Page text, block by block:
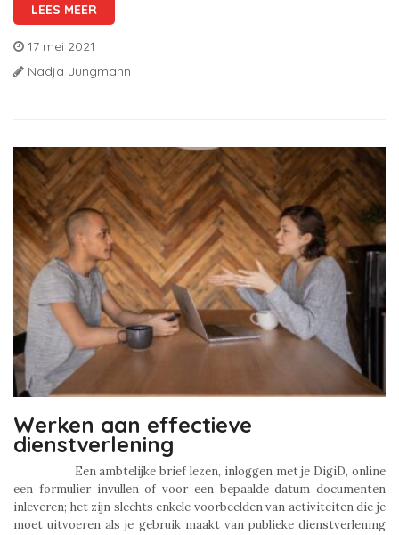
LEES MEER
17 mei 2021
Nadja Jungmann
Werken aan effectieve
dienstverlening
Een ambtelijke brief lezen, inloggen met je DigiD, online
een formulier invullen of voor een bepaalde datum documenten
inleveren; het zijn slechts enkele voorbeelden van activiteiten die je
moet uitvoeren als je gebruik maakt van publieke dienstverlening